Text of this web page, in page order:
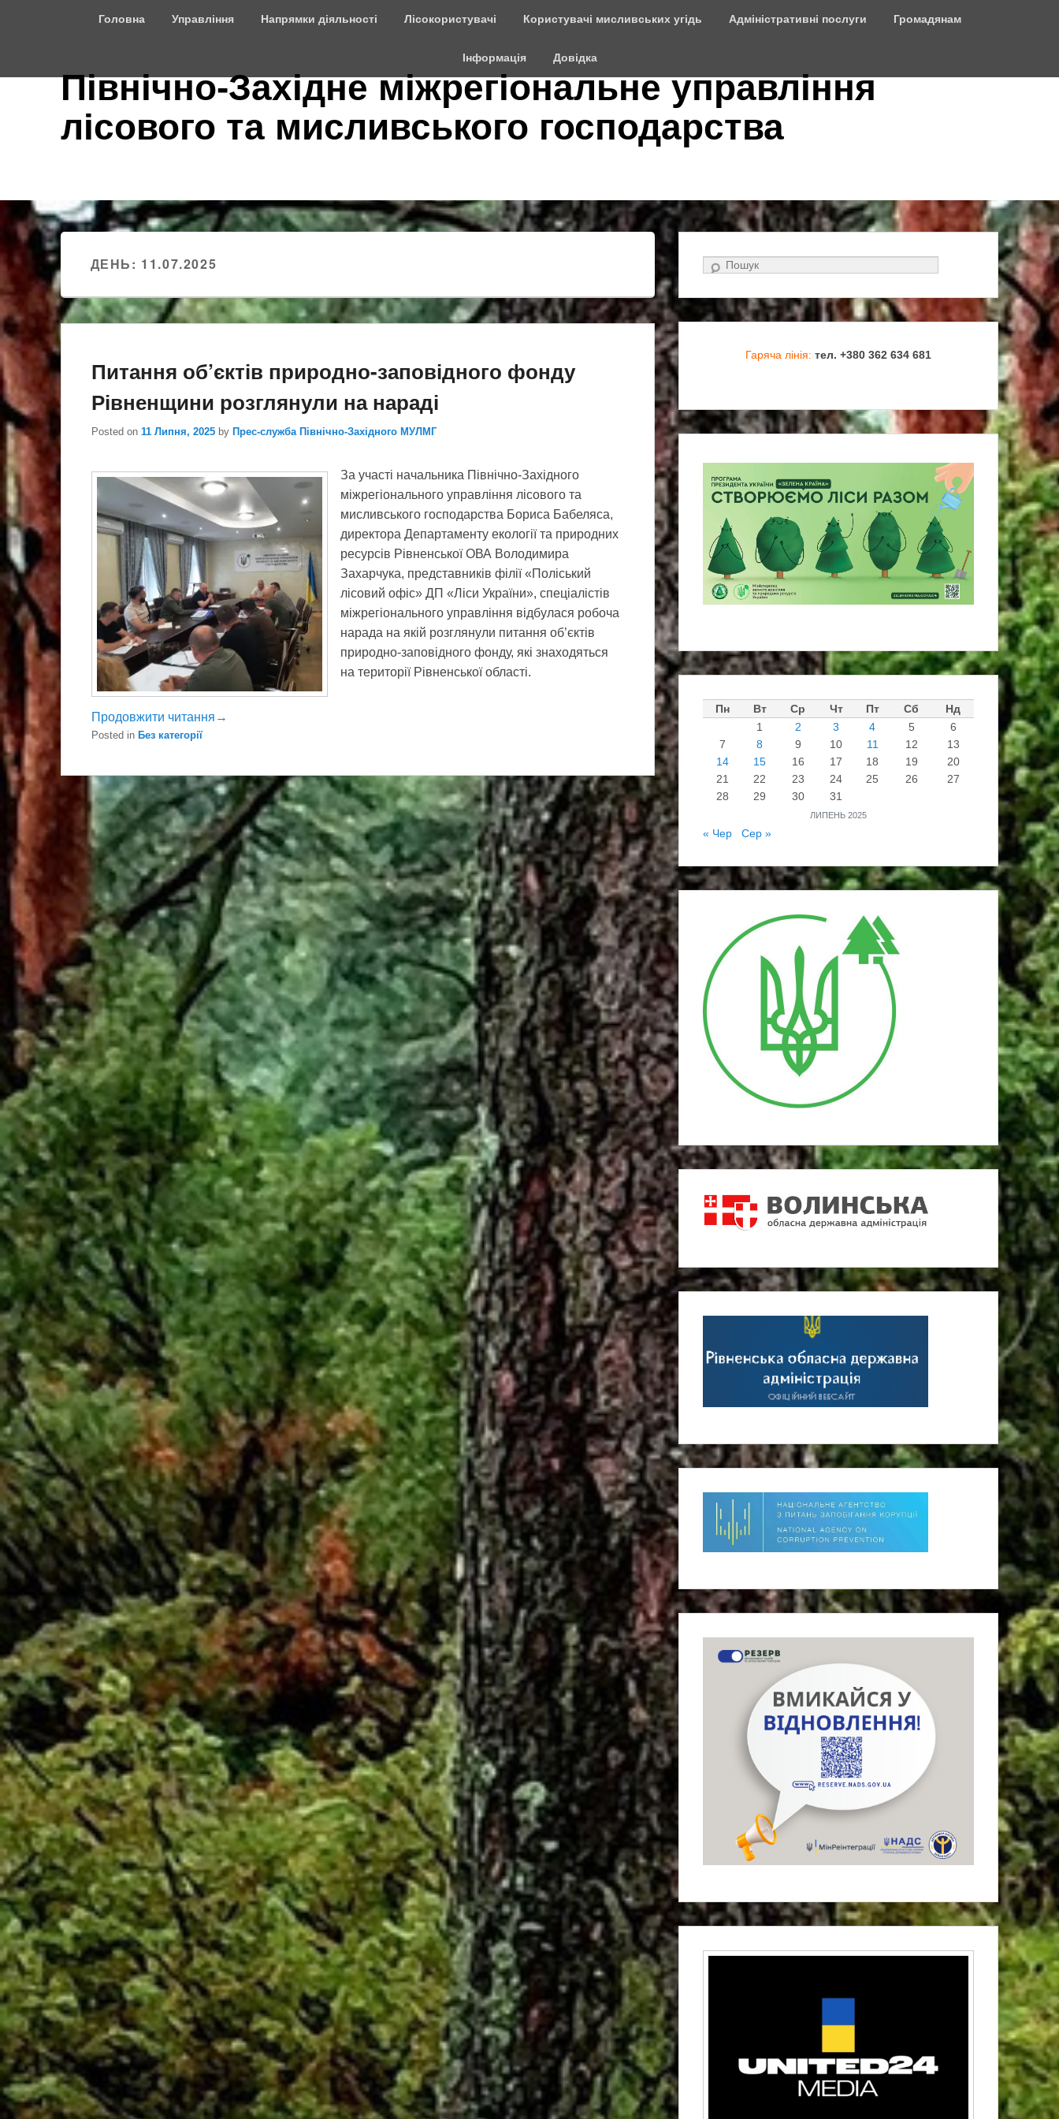
Головна Управління Напрямки діяльності Лісокористувачі Користувачі мисливських угідь Адміністративні послуги Громадянам
Інформація Довідка
Північно-Західне міжрегіональне управління
лісового та мисливського господарства
ДЕНЬ: 11.07.2025
Питання об’єктів природно-заповідного фонду
Рівненщини розглянули на нараді
Posted on 11 Липня, 2025 by Прес-служба Північно-Західного МУЛМГ
За участі начальника Північно-Західного
міжрегіонального управління лісового та
мисливського господарства Бориса Бабеляса,
директора Департаменту екології та природних
ресурсів Рівненської ОВА Володимира
Захарчука, представників філії «Поліський
лісовий офіс» ДП «Ліси України», спеціалістів
міжрегіонального управління відбулася робоча
нарада на якій розглянули питання об’єктів
природно-заповідного фонду, які знаходяться
на території Рівненської області.
Продовжити читання→
Posted in Без категорії
Search
Гаряча лінія: тел. +380 362 634 681
ЛИПЕНЬ 2025
Пн Вт Ср Чт Пт Сб
Нд
1
2 3 4 5
6
7
8 9 10 11 12
13
14
15 16 17 18 19
20
21
22 23 24 25 26
27
28
29 30 31
« Чер Сер »